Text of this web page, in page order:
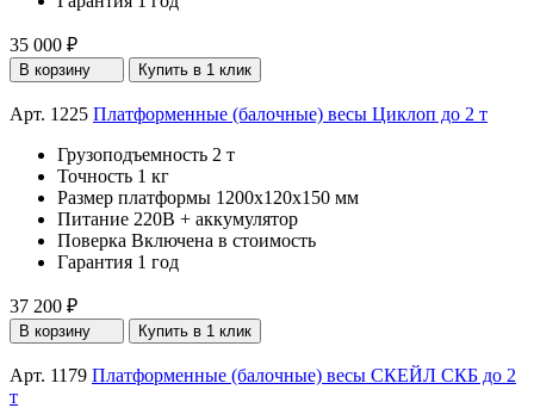
35 000 ₽
В корзину Купить в 1 клик
Арт. 1225 Платформенные (балочные) весы Циклоп до 2 т
Грузоподъемность 2 т
Точность 1 кг
Размер платформы 1200х120х150 мм
Питание 220В + аккумулятор
Поверка Включена в стоимость
Гарантия 1 год
37 200 ₽
В корзину Купить в 1 клик
Арт. 1179 Платформенные (балочные) весы СКЕЙЛ СКБ до 2
т